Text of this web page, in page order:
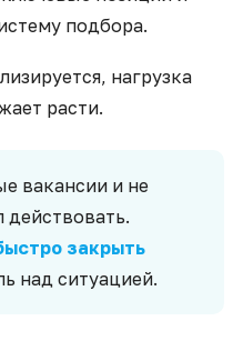
подбора.
нагрузка
расти.
вакансии и не
действовать.
закрыть
над ситуацией.